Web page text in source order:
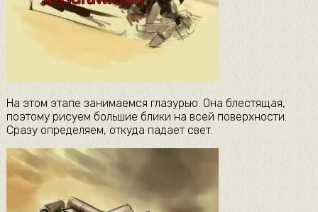
На этом этапе занимаемся глазурью. Она блестящая,
поэтому рисуем большие блики на всей поверхности.
Сразу определяем, откуда падает свет.